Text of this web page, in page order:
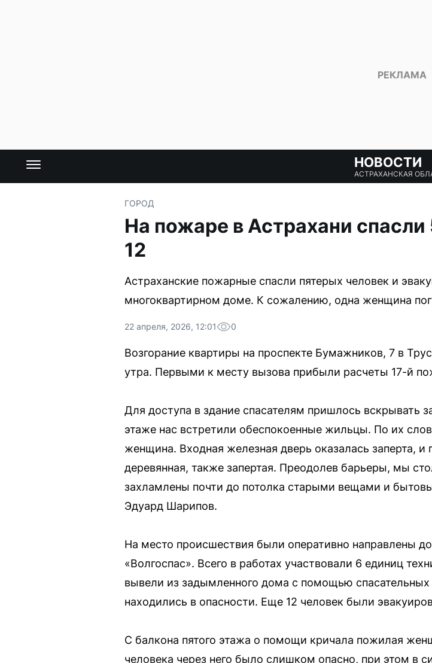
НОВОСТИ
АСТРАХАНСКАЯ
ГОРОД
На пожаре в Астрахани спасли
12
Астраханские пожарные спасли пятерых человек и
многоквартирном доме. К сожалению, одна женщина
22 апреля, 2026, 12:01 0
Возгорание квартиры на проспекте Бумажников, 7 в
утра. Первыми к месту вызова прибыли расчеты 17-й
Для доступа в здание спасателям пришлось вскрывать
этаже нас встретили обеспокоенные жильцы. По их
женщина. Входная железная дверь оказалась заперта,
деревянная, также запертая. Преодолев барьеры, мы
захламлены почти до потолка старыми вещами и
Эдуард Шарипов.
На место происшествия были оперативно направлены
«Волгоспас». Всего в работах участвовали 6 единиц
вывели из задымленного дома с помощью
находились в опасности. Еще 12 человек были
С балкона пятого этажа о помощи кричала пожилая
человека через него было слишком опасно, при этом в